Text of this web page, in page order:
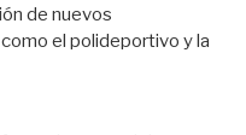
de nuevos
el polideportivo y la